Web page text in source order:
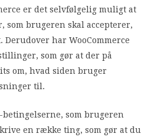
er det selvfølgelig muligt at
som brugeren skal accepterer,
har WooCommerce
som gør at der på
om, hvad siden bruger
til.
som brugeren
en række ting, som gør at du